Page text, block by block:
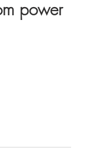
power